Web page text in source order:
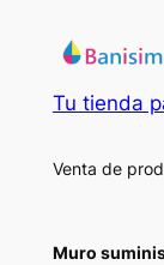
Tu tienda
Venta de
Muro